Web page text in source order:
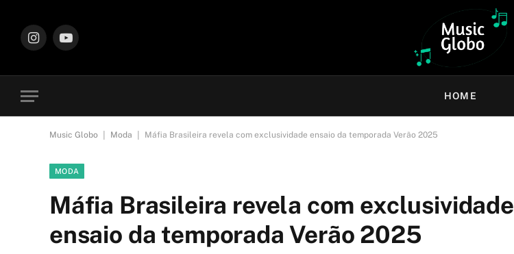
InstagramYouTube
HOME
Music Globo Moda Máfia Brasileira revela com exclusividade ensaio da temporada Verão 2025
MODA
Máfia Brasileira revela com exclusividade
ensaio da temporada Verão 2025